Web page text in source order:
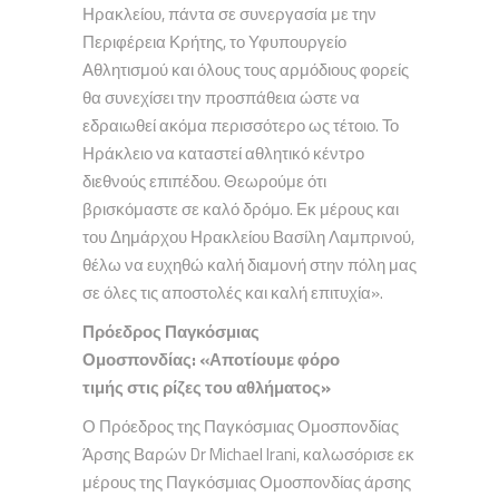
Ηρακλείου, πάντα σε συνεργασία με την
Περιφέρεια Κρήτης, το Υφυπουργείο
Αθλητισμού και όλους τους αρμόδιους φορείς
θα συνεχίσει την προσπάθεια ώστε να
εδραιωθεί ακόμα περισσότερο ως τέτοιο. Το
Ηράκλειο να καταστεί αθλητικό κέντρο
διεθνούς επιπέδου. Θεωρούμε ότι
βρισκόμαστε σε καλό δρόμο. Εκ μέρους και
του Δημάρχου Ηρακλείου Βασίλη Λαμπρινού,
θέλω να ευχηθώ καλή διαμονή στην πόλη μας
σε όλες τις αποστολές και καλή επιτυχία».
Πρόεδρος Παγκόσμιας
Ομοσπονδίας: «Αποτίουμε φόρο
τιμής στις ρίζες του αθλήματος»
Ο Πρόεδρος της Παγκόσμιας Ομοσπονδίας
Άρσης Βαρών Dr Michael Irani, καλωσόρισε εκ
μέρους της Παγκόσμιας Ομοσπονδίας άρσης